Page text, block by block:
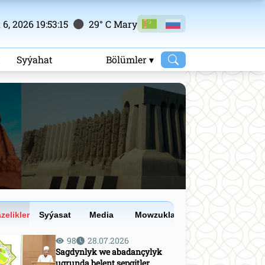
2026 19:53:16 29° C Mary
Syýahat Bölümler ▾
Syýasat Media Mowzuklar
98
28.07.2026
Sagdynlyk we abadançylyk